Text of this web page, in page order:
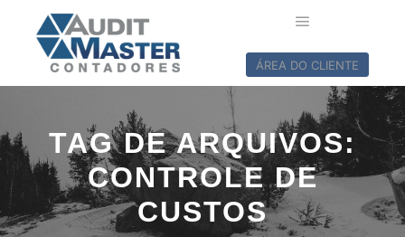
ÁREA DO CLIENTE
TAG DE ARQUIVOS:
CONTROLE DE
CUSTOS